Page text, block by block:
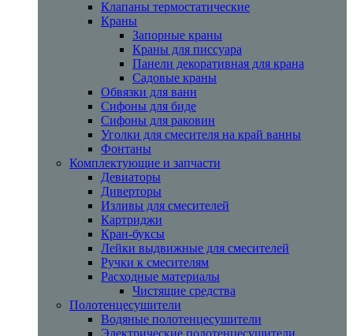
Клапаны термостатические
Краны
Запорные краны
Краны для писсуара
Панели декоративная для крана
Садовые краны
Обвязки для ванн
Сифоны для биде
Сифоны для раковин
Уголки для смесителя на край ванны
Фонтаны
Комплектующие и запчасти
Девиаторы
Диверторы
Изливы для смесителей
Картриджи
Кран-буксы
Лейки выдвижные для смесителей
Ручки к смесителям
Расходные материалы
Чистящие средства
Полотенцесушители
Водяные полотенцесушители
Электрические полотенцесушители